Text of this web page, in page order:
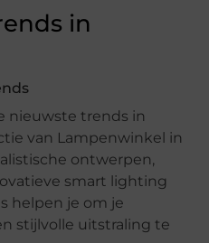
in
nieuwste trends in
van Lampenwinkel in
ontwerpen,
smart lighting
helpen je om je
stijlvolle uitstraling te